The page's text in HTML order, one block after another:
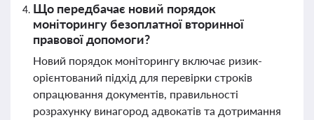
Що передбачає новий порядок
моніторингу безоплатної вторинної
правової допомоги?
Новий порядок моніторингу включає ризик-
орієнтований підхід для перевірки строків
опрацювання документів, правильності
розрахунку винагород адвокатів та дотримання